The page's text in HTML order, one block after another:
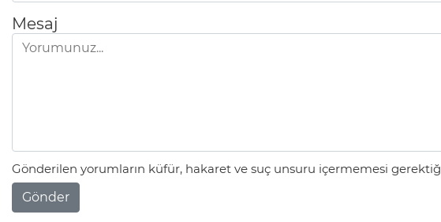
Mesaj
Gönderilen yorumların küfür, hakaret ve suç unsuru içermemesi
Gönder